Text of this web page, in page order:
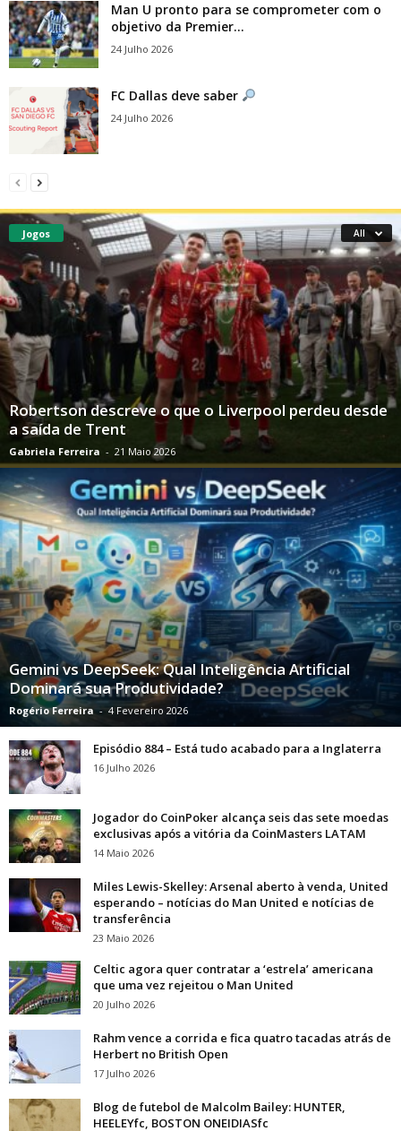
Man U pronto para se comprometer com o
objetivo da Premier...
24 Julho 2026
FC Dallas deve saber
24 Julho 2026
Jogos All
Robertson descreve o que o Liverpool perdeu desde
a saída de Trent
Gabriela Ferreira - 21 Maio 2026
Gemini vs DeepSeek: Qual Inteligência Artificial
Dominará sua Produtividade?
Rogério Ferreira - 4 Fevereiro 2026
Episódio 884 – Está tudo acabado para a Inglaterra
16 Julho 2026
Jogador do CoinPoker alcança seis das sete moedas
exclusivas após a vitória da CoinMasters LATAM
14 Maio 2026
Miles Lewis-Skelley: Arsenal aberto à venda, United
esperando – notícias do Man United e notícias de
transferência
23 Maio 2026
Celtic agora quer contratar a ‘estrela’ americana
que uma vez rejeitou o Man United
20 Julho 2026
Rahm vence a corrida e fica quatro tacadas atrás de
Herbert no British Open
17 Julho 2026
Blog de futebol de Malcolm Bailey: HUNTER,
HEELEYfc, BOSTON ONEIDIASfc